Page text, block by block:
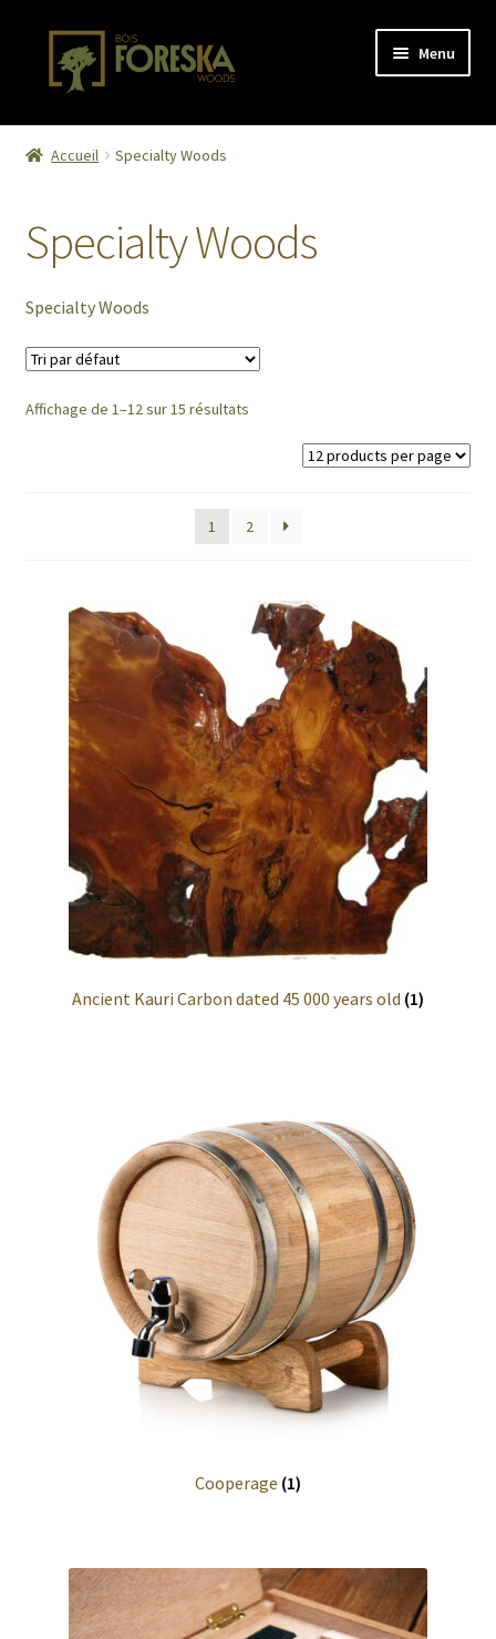
Aller
navigation
Aller
contenu
Menu
Accueil
Cart
Checkout
Confirmation de commande
Contact
Calculations
Dimensions
Environment
Fact Sheet
Figures
Forest Fires
Forest Pests
Wood Anatomy
Wood measurements
Worker’s Health
Entretien
Accueil Specialty Woods
Specialty Woods
Specialty Woods
Affichage de 1–12 sur 15 résultats
1 2
Ancient Kauri Carbon dated 45 000 years old (1)
Cooperage (1)